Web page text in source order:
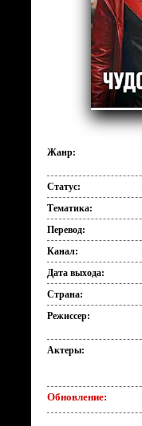
Жанр:
Статус:
Тематика:
Перевод:
Канал:
Дата выхода:
Страна:
Режиссер:
Актеры:
Обновление: